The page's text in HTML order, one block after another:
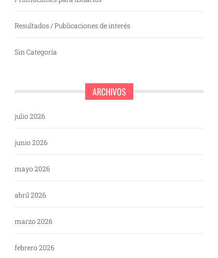
Resultados / Publicaciones de interés
Sin Categoría
ARCHIVOS
julio 2026
junio 2026
mayo 2026
abril 2026
marzo 2026
febrero 2026